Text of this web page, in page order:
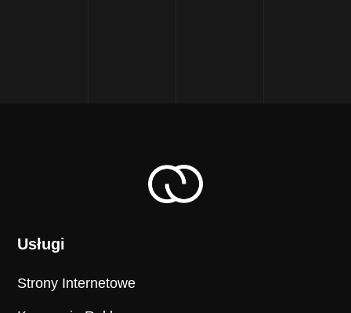
Usługi
Strony Internetowe